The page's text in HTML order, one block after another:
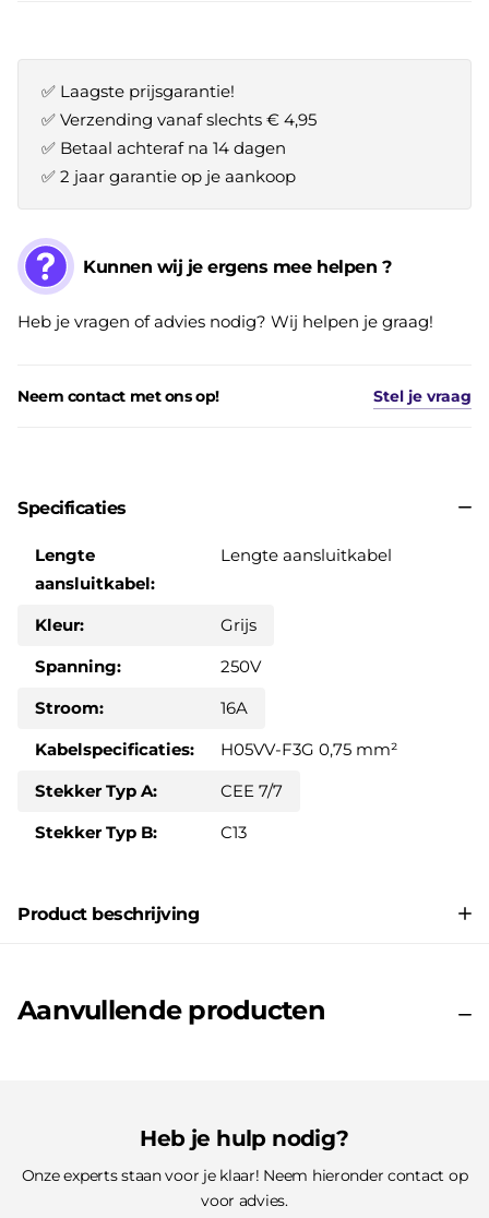
✅ Laagste prijsgarantie!
✅ Verzending vanaf slechts € 4,95
✅ Betaal achteraf na 14 dagen
✅ 2 jaar garantie op je aankoop
Kunnen wij je ergens mee helpen ?
Heb je vragen of advies nodig? Wij helpen je graag!
Neem contact met ons op! Stel je vraag
Specificaties
Lengte
aansluitkabel:
Lengte aansluitkabel
Kleur:
Grijs
Spanning:
250V
Stroom:
16A
Kabelspecificaties:
H05VV-F3G 0,75 mm²
Stekker Typ A:
CEE 7/7
Stekker Typ B:
C13
Product beschrijving
Aanvullende producten
Heb je hulp nodig?
Onze experts staan voor je klaar! Neem hieronder contact op
voor advies.